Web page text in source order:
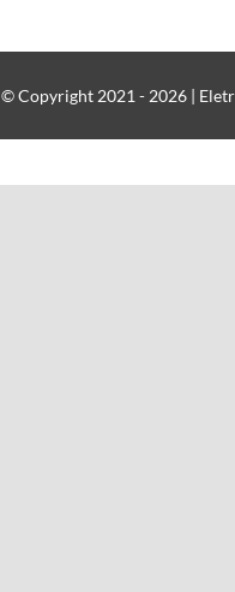
© Copyright 2021 - 2026 |